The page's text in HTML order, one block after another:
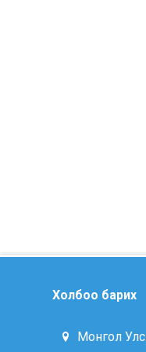
Холбоо барих
Монгол